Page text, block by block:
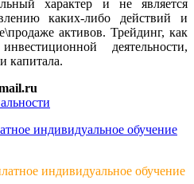
характер и не является
каких-либо действий и
активов. Трейдинг, как
деятельности,
капитала.
индивидуальное обучение